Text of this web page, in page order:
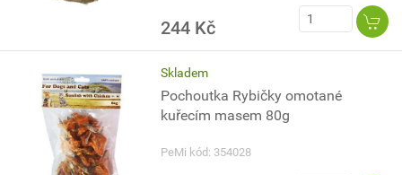
244 Kč
Skladem
Pochoutka Rybičky omotané
kuřecím masem 80g
PeMi kód: 354028